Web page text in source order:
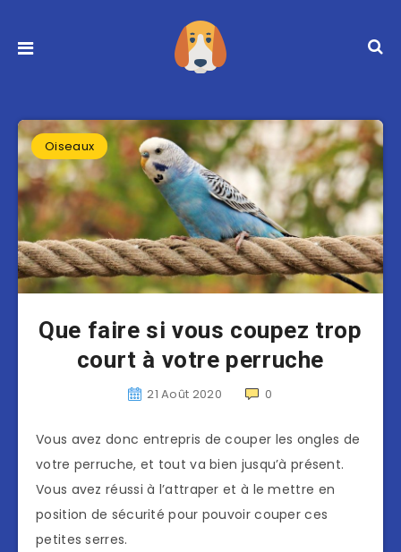
Oiseaux
Que faire si vous coupez trop
court à votre perruche
21 Août 2020 0
Vous avez donc entrepris de couper les ongles de
votre perruche, et tout va bien jusqu’à présent.
Vous avez réussi à l’attraper et à le mettre en
position de sécurité pour pouvoir couper ces
petites serres.